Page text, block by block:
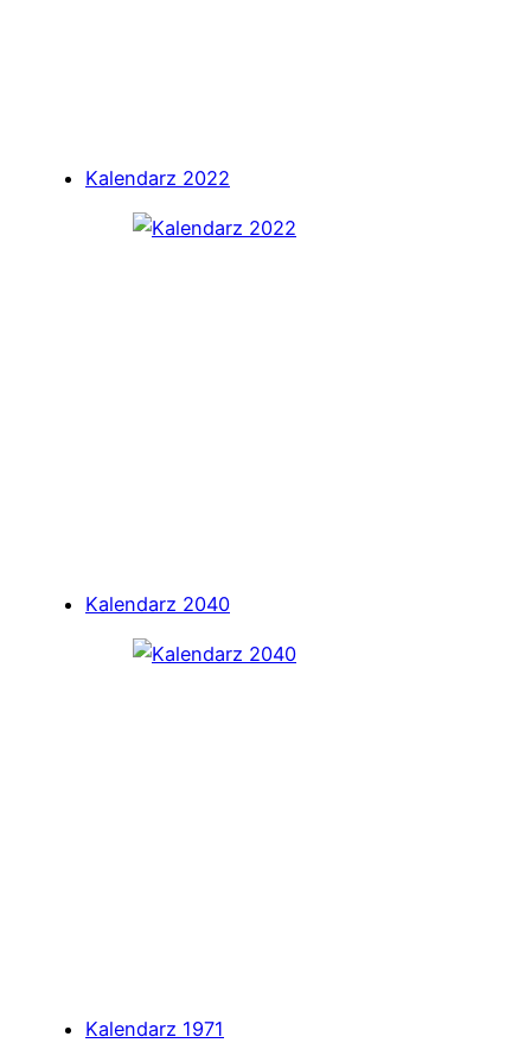
Kalendarz 2022
Kalendarz 2040
Kalendarz 1971